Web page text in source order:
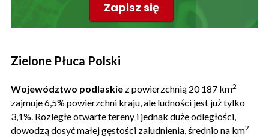
Zapisz się
Zielone Płuca Polski
Województwo podlaskie z powierzchnią 20 187 km2
zajmuje 6,5% powierzchni kraju, ale ludności jest już tylko
3,1%. Rozległe otwarte tereny i jednak duże odległości,
dowodzą dosyć małej gęstości zaludnienia, średnio na km2